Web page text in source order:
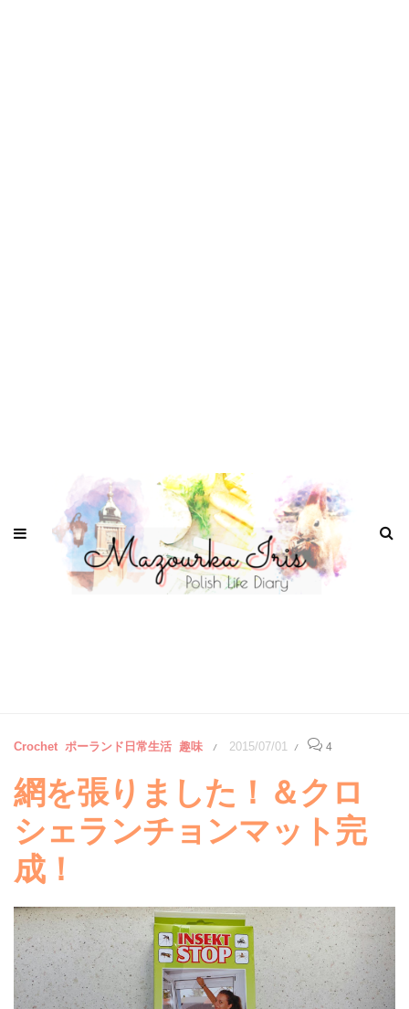
Crochet ポーランド日常生活 趣味 / 2015/07/01 / 4
網を張りました！＆クロ
シェランチョンマット完
成！